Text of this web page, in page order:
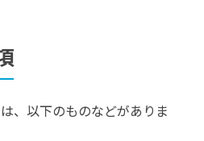
、以下のものなどがありま